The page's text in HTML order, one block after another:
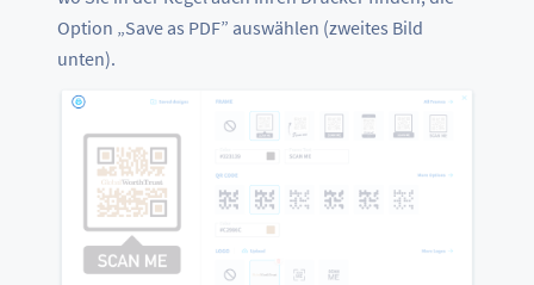
Option „Save as PDF” auswählen (zweites Bild
unten).